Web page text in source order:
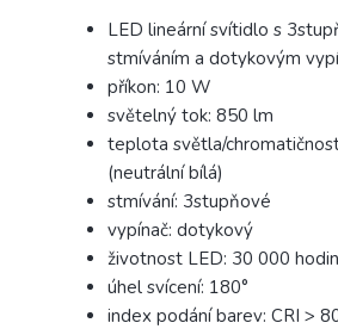
LED lineární svítidlo s
stmíváním a dotykovým
příkon: 10 W
světelný tok: 850 lm
teplota světla/
(neutrální bílá)
stmívání: 3stupňové
vypínač: dotykový
životnost LED: 30 000 hodin
úhel svícení: 180°
index podání barev: CRI >